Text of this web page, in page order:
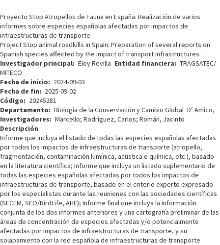
i
p
a
l
Proyecto Stop Atropellos de Fauna en España: Realización de varios
informes sobre especies españolas afectadas por impactos de
infraestructuras de transporte
Project Stop animal roadkills in Spain: Preparation of several reports on
Spanish species affected by the impact of transport infrastructures.
Investigador principal
Eloy Revilla Entidad financiera
TRAGSATEC/
MITECO
Fecha de inicio
2024-09-03
Fecha de fin
2025-09-02
Código
20245281
Departamento
Biología de la Conservación y Cambio Global
Investigadores
D’ Amico,
Marcello; Rodríguez, Carlos; Román, Jacinto
Descripción
Informe que incluya el listado de todas las especies españolas afectadas
por todos los impactos de infraestructuras de transporte (atropello,
fragmentación, contaminación lumínica, acústica o química, etc.), basado
en la literatura científica; Informe que incluya un listado suplementario de
todas las especies españolas afectadas por todos los impactos de
infraestructuras de transporte, basado en el criterio experto expresado
por los especialistas durante las reuniones con las sociedades científicas
(SECEM, SEO/BirdLife, AHE); Informe final que incluya la información
conjunta de los dos informes anteriores y una cartografía preliminar de las
áreas de concentración de especies afectadas y/o potencialmente
afectadas por impactos de infraestructuras de transporte, y su
solapamiento con la red española de infraestructuras de transporte